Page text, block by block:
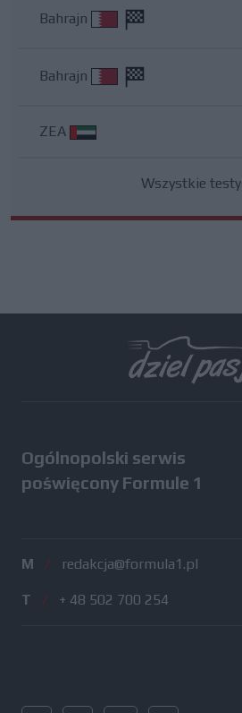
Bahrajn
Bahrajn
ZEA
Wszystkie testy
Ogólnopolski serwis
poświęcony Formule 1
M / redakcja@formula1.pl
T / + 48 502 700 254